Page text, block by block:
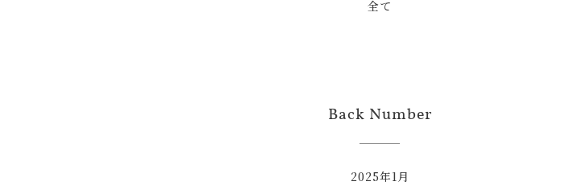
全て
Back Number
2025年1月